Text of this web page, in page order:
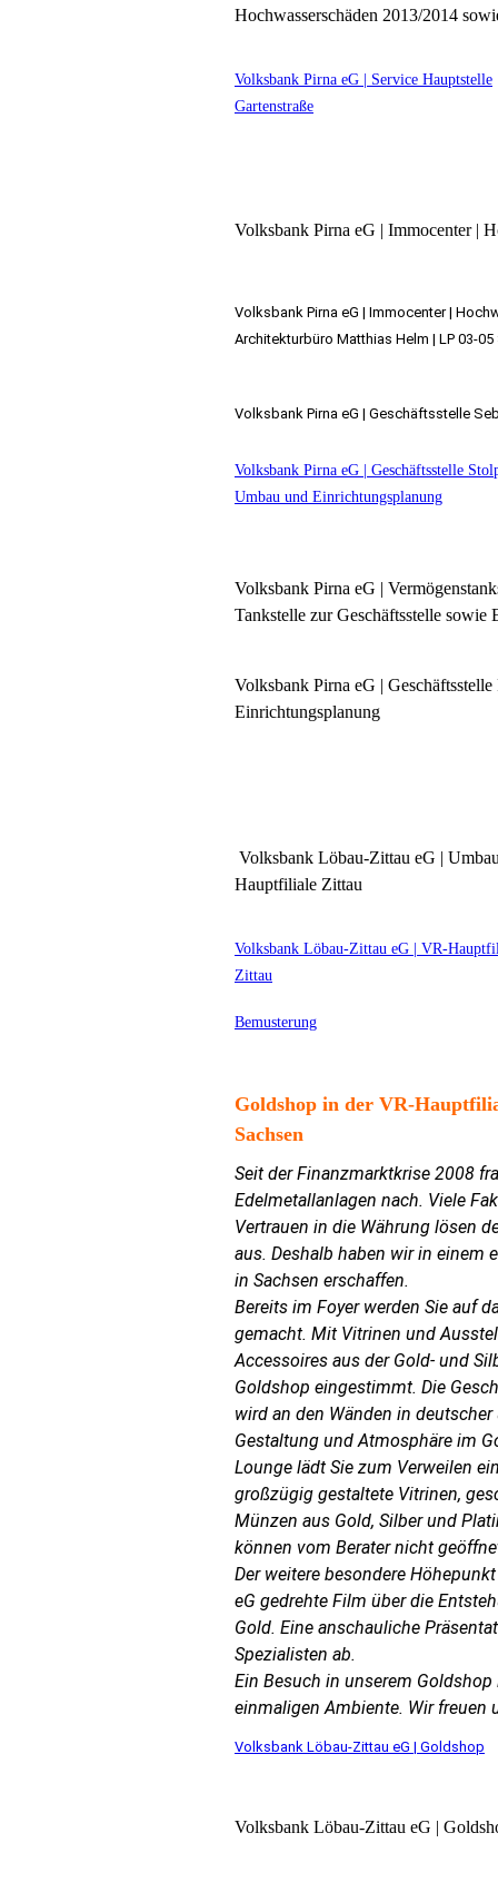
Hochwasserschäden 2013/2014
Volksbank Pirna eG | Service Hauptstelle
Gartenstraße
Volksbank Pirna eG | Immocenter |
Volksbank Pirna eG | Immocenter |
Architekturbüro Matthias Helm | LP 03-
Volksbank Pirna eG | Geschäftsstelle
Volksbank Pirna eG | Geschäftsstelle
Umbau und Einrichtungsplanung
Volksbank Pirna eG |
Tankstelle zur Geschäftsstelle sowie
Volksbank Pirna eG |
Einrichtungsplanung
Volksbank Löbau-Zittau eG |
Hauptfiliale Zittau
Volksbank Löbau-Zittau eG | VR-
Zittau
Bemusterung
Goldshop in der VR-
Sachsen
Seit der Finanzmarktkrise 2008
Edelmetallanlagen nach. Viele
Vertrauen in die Währung lösen
aus. Deshalb haben wir in einem
in Sachsen erschaffen.
Bereits im Foyer werden Sie auf
gemacht. Mit Vitrinen und
Accessoires aus der Gold- und
Goldshop eingestimmt. Die
wird an den Wänden in
Gestaltung und Atmosphäre im
Lounge lädt Sie zum Verweilen
großzügig gestaltete Vitrinen,
Münzen aus Gold, Silber und
können vom Berater nicht
Der weitere besondere
eG gedrehte Film über die
Gold. Eine anschauliche
Spezialisten ab.
Ein Besuch in unserem
einmaligen Ambiente. Wir freuen
Volksbank Löbau-Zittau eG | Goldshop
Volksbank Löbau-Zittau eG |